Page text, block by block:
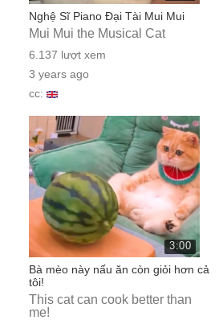
Nghệ Sĩ Piano Đại Tài Mui Mui
Mui Mui the Musical Cat
6.137 lượt xem
3 years ago
cc:
3:00
Bà mèo này nấu ăn còn giỏi hơn cả
tôi!
This cat can cook better than
me!